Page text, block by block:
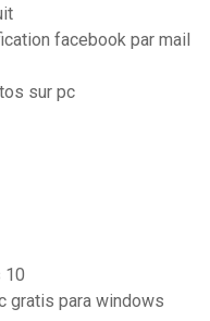
facebook par mail
sur pc
10
gratis para windows